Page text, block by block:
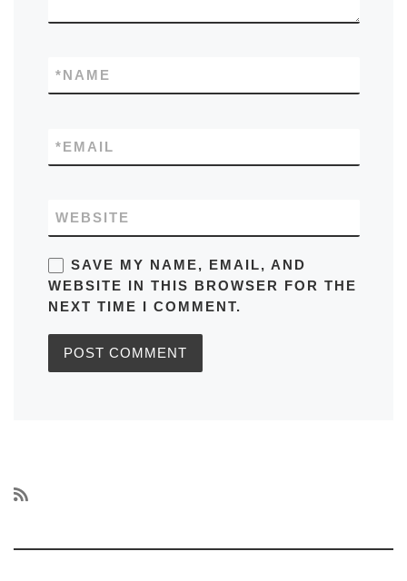
NAME
*
EMAIL
*
WEBSITE
SAVE MY NAME, EMAIL, AND
WEBSITE IN THIS BROWSER FOR THE
NEXT TIME I COMMENT.